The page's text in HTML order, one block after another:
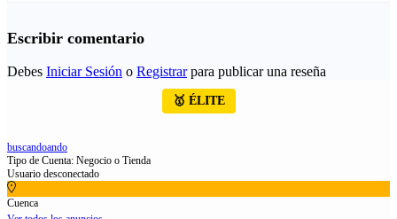
Escribir comentario
Debes Iniciar Sesión o Registrarpara publicar una reseña
🥇 ÉLITE
buscandoando
Tipo de Cuenta: Negocio o Tienda
Usuario desconectado
Cuenca